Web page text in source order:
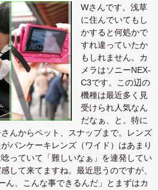
Wさんです。浅草
に住んでいてもし
かすると何処かで
すれ違っていたか
もしれません。カ
メラはソニーNEX-
C3です。この辺の
機種は最近多く見
受けられ人気なん
だなぁ、と。特に
んからペット、スナップまで。レンズ
パンケーキレンズ（ワイド）はあまり
っていて「難しいなぁ」を連発してい
して来てますね。最近思うのですが、
ん、こんな事できるんだ」とまずはカ